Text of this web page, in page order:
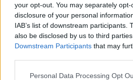
your opt-out. You may separately
disclosure of your personal
IAB’s list of downstream participants.
also be disclosed by us to third
Downstream Participants that may
Personal Data Processing Opt